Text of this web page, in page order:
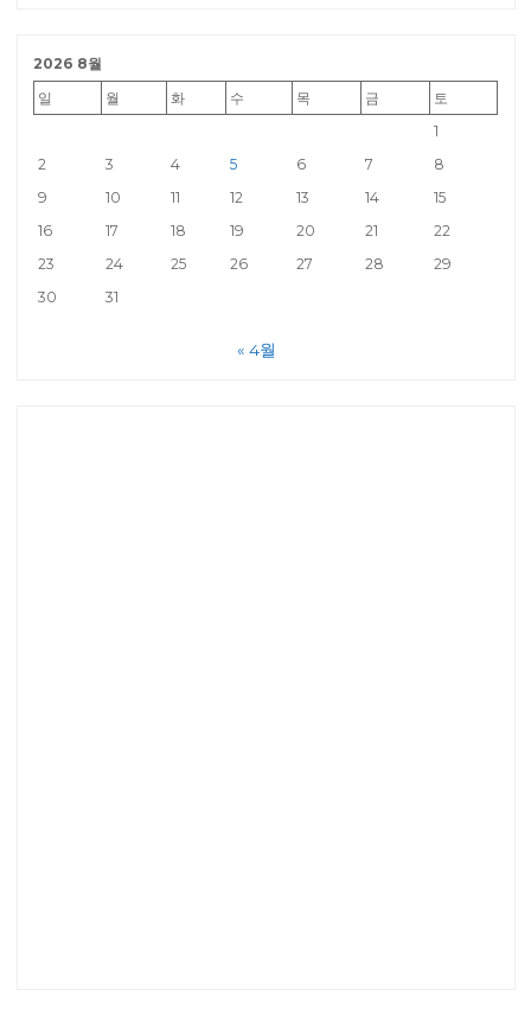
2026 8월
일
월 화 수 목 금
토
1
2
3 4 5 6 7
8
9
10 11 12 13 14
15
16
17 18 19 20 21
22
23
24 25 26 27 28
29
30
31
« 4월